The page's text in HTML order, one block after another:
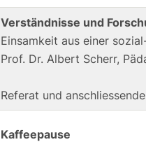
Verständnisse und
Einsamkeit aus einer
Prof. Dr. Albert Scherr,
Referat und
Kaffeepause